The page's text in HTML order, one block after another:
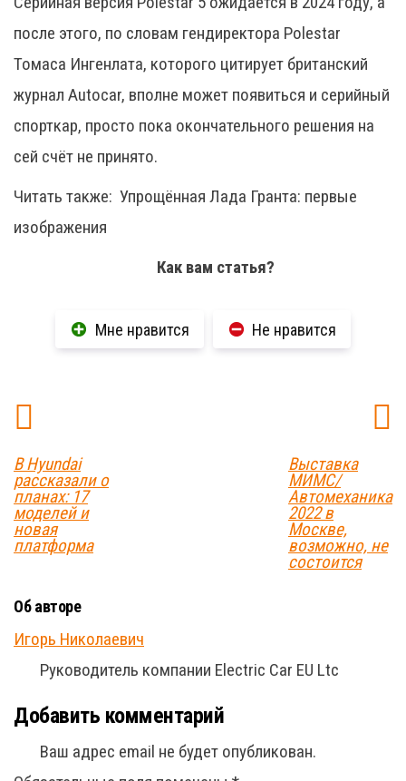
после этого, по словам гендиректора Polestar
Томаса Ингенлата, которого цитирует британский
журнал Autocar, вполне может появиться и серийный
спорткар, просто пока окончательного решения на
сей счёт не принято.
Читать также: Упрощённая Лада Гранта: первые
изображения
Как вам статья?
Мне нравится Не нравится
В Hyundai
рассказали о
планах: 17
моделей и
новая
платформа
Выставка
МИМС/
Автомеханика
2022 в
Москве,
возможно, не
состоится
Об авторе
Игорь Николаевич
Руководитель компании Electric Car EU Ltc
Добавить комментарий
Ваш адрес email не будет опубликован.